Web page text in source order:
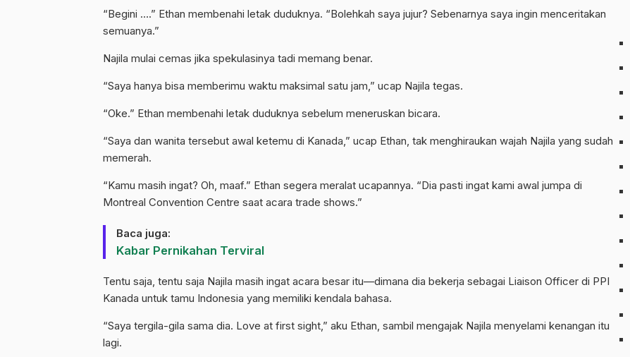
“Begini ….” Ethan membenahi letak duduknya. “Bolehkah saya jujur? Sebenarnya saya ingin menceritakan
semuanya.”
Najila mulai cemas jika spekulasinya tadi memang benar.
“Saya hanya bisa memberimu waktu maksimal satu jam,” ucap Najila tegas.
“Oke.” Ethan membenahi letak duduknya sebelum meneruskan bicara.
“Saya dan wanita tersebut awal ketemu di Kanada,” ucap Ethan, tak menghiraukan wajah Najila yang sudah
memerah.
“Kamu masih ingat? Oh, maaf.” Ethan segera meralat ucapannya. “Dia pasti ingat kami awal jumpa di
Montreal Convention Centre saat acara trade shows.”
Baca juga:
Kabar Pernikahan Terviral
Tentu saja, tentu saja Najila masih ingat acara besar itu—dimana dia bekerja sebagai Liaison Officer di PPI
Kanada untuk tamu Indonesia yang memiliki kendala bahasa.
“Saya tergila-gila sama dia. Love at first sight,” aku Ethan, sambil mengajak Najila menyelami kenangan itu
lagi.